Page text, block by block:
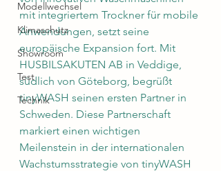
Modellwechsel
Klimaschutz
Showroom
Test
Technik
mit integriertem Trockner für mobile
Anwendungen, setzt seine
europäische Expansion fort. Mit
HUSBILSAKUTEN AB in Veddige,
südlich von Göteborg, begrüßt
tinyWASH seinen ersten Partner in
Schweden. Diese Partnerschaft
markiert einen wichtigen
Meilenstein in der internationalen
Wachstumsstrategie von tinyWASH